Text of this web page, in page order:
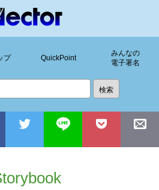
プ QuickPoint
みんなの
電子署名